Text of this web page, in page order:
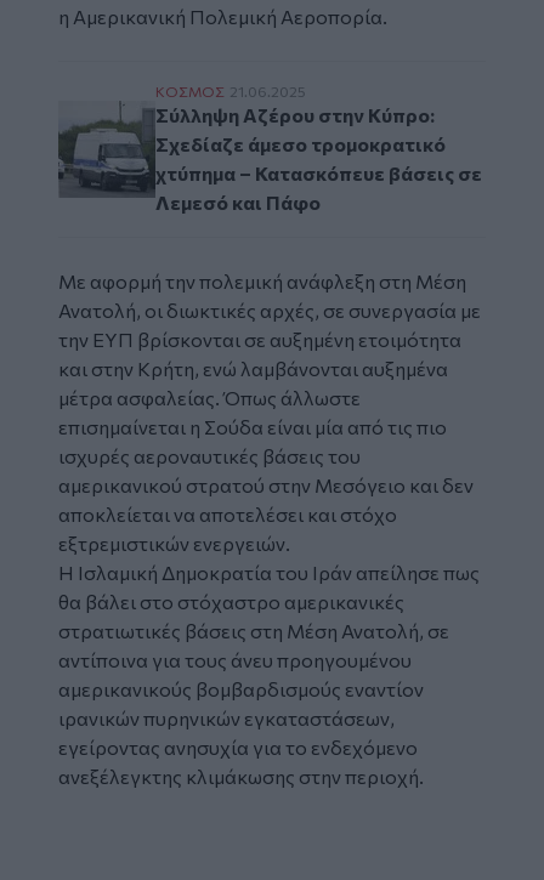
η Αμερικανική Πολεμική Αεροπορία.
Σύλληψη Αζέρου στην Κύπρο: Σχεδίαζε
ΚΟΣΜΟΣ 21.06.2025
Σύλληψη Αζέρου στην Κύπρο:
Σχεδίαζε άμεσο τρομοκρατικό
χτύπημα – Κατασκόπευε βάσεις σε
Λεμεσό και Πάφο
Με αφορμή την πολεμική ανάφλεξη στη Μέση
Ανατολή, οι διωκτικές αρχές, σε συνεργασία με
την ΕΥΠ βρίσκονται σε αυξημένη ετοιμότητα
και στην Κρήτη, ενώ λαμβάνονται αυξημένα
μέτρα ασφαλείας. Όπως άλλωστε
επισημαίνεται η Σούδα είναι μία από τις πιο
ισχυρές αεροναυτικές βάσεις του
αμερικανικού στρατού στην Μεσόγειο και δεν
αποκλείεται να αποτελέσει και στόχο
εξτρεμιστικών ενεργειών.
Η Ισλαμική Δημοκρατία του Ιράν απείλησε πως
θα βάλει στο στόχαστρο αμερικανικές
στρατιωτικές βάσεις στη Μέση Ανατολή, σε
αντίποινα για τους άνευ προηγουμένου
αμερικανικούς βομβαρδισμούς εναντίον
ιρανικών πυρηνικών εγκαταστάσεων,
εγείροντας ανησυχία για το ενδεχόμενο
ανεξέλεγκτης κλιμάκωσης στην περιοχή.